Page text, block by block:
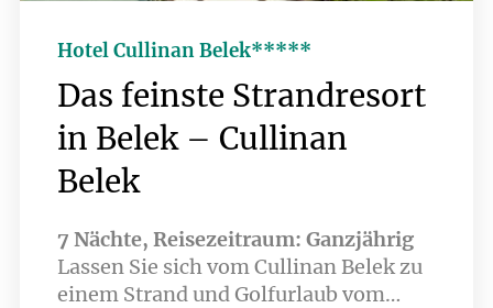
Hotel Cullinan Belek*****
Das feinste Strandresort
in Belek – Cullinan
Belek
7 Nächte, Reisezeitraum: Ganzjährig
Lassen Sie sich vom Cullinan Belek zu
einem Strand und Golfurlaub vom